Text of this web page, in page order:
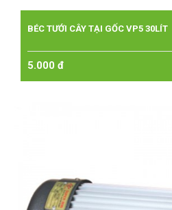
BÉC TƯỚI CÂY TẠI GỐC VP5 30LÍT
5.000 đ